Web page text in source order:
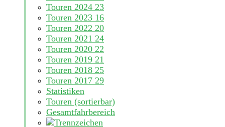
Touren 2024 23
Touren 2023 16
Touren 2022 20
Touren 2021 24
Touren 2020 22
Touren 2019 21
Touren 2018 25
Touren 2017 29
Statistiken
Touren (sortierbar)
Gesamtfahrbereich